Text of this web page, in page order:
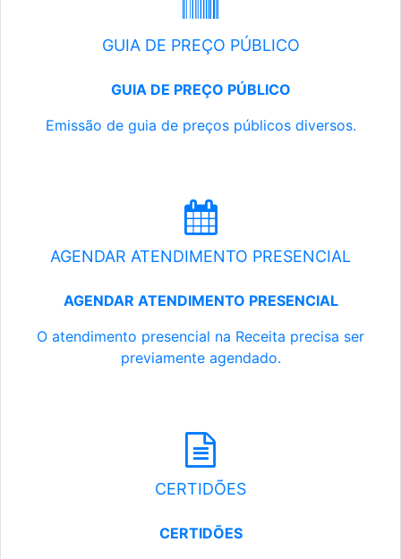
GUIA DE PREÇO PÚBLICO
GUIA DE PREÇO PÚBLICO
Emissão de guia de preços públicos diversos.
AGENDAR ATENDIMENTO PRESENCIAL
AGENDAR ATENDIMENTO PRESENCIAL
O atendimento presencial na Receita precisa ser
previamente agendado.
CERTIDÕES
CERTIDÕES